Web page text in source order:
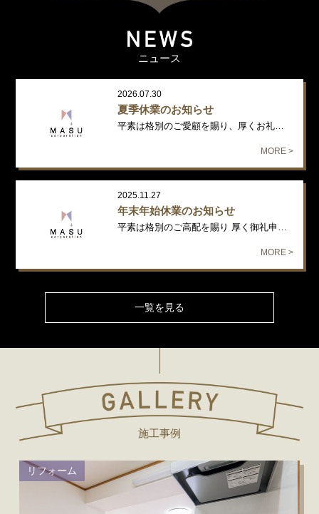
ニュース
2026.07.30
夏季休業のお知らせ
MORE >
2025.11.27
年末年始休業のお知らせ
MORE >
一覧を見る
施工事例
リフォーム